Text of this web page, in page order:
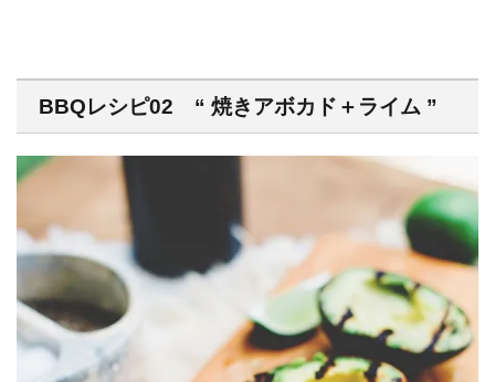
BBQレシピ02 “ 焼きアボカド＋ライム ”